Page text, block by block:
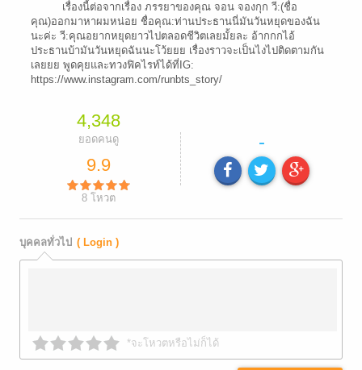
เรื่องนี้ต่อจากเรื่อง ภรรยาของคุณ จอน จองกุก วี:(ชื่อ
คุณ)ออกมาหาผมหน่อย ชื่อคุณ:ท่านประธานนี่มันวันหยุดของฉัน
นะค่ะ วี:คุณอยากหยุดยาวไปตลอดชีวิตเลยมั้ยละ อ้ากกกไอ้
ประธานบ้ามันวันหยุดฉันนะโว้ยยย เรื่องราวจะเป็นไงไปติดตามกัน
เลยยย พูดคุยและทวงฟิคไรท์ได้ที่IG:
https://www.instagram.com/runbts_story/
4,348
ยอดคนดู
9.9
8โหวต
-
บุคคลทั่วไป ( Login )
*จะโหวตหรือไม่ก็ได้